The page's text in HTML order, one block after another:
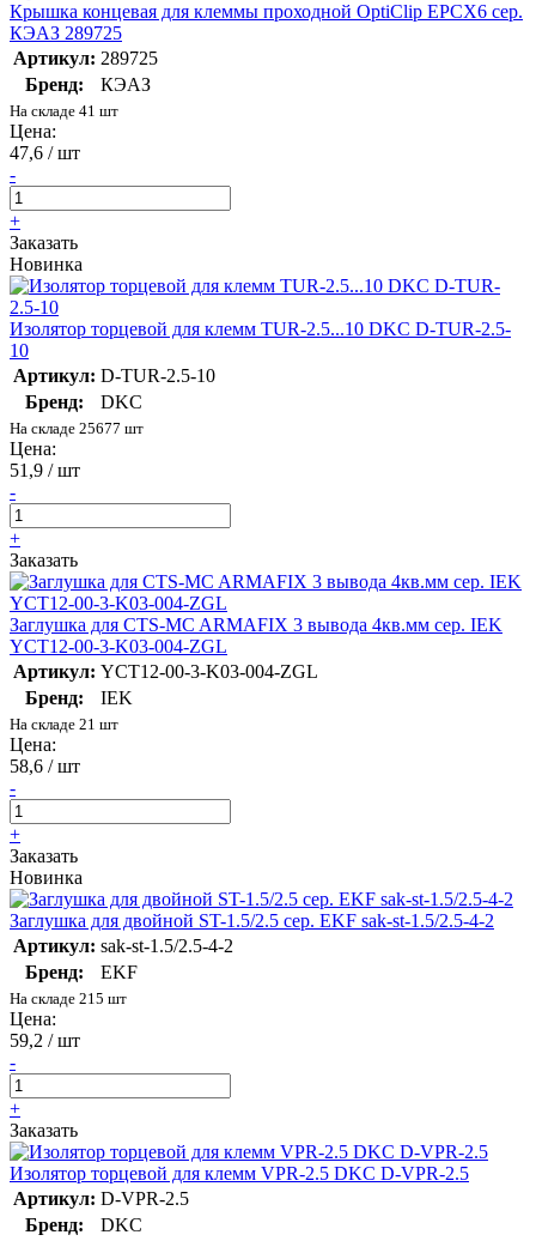
Крышка концевая для клеммы проходной OptiClip EPCX6 сер.
КЭАЗ 289725
Артикул: 289725
Бренд:
КЭАЗ
На складе 41 шт
Цена:
47,6 / шт
-
+
Заказать
Новинка
Изолятор торцевой для клемм TUR-2.5...10 DKC D-TUR-2.5-
10
Артикул: D-TUR-2.5-10
Бренд:
DKC
На складе 25677 шт
Цена:
51,9 / шт
-
+
Заказать
Заглушка для CTS-MC ARMAFIX 3 вывода 4кв.мм сер. IEK
YCT12-00-3-K03-004-ZGL
Артикул: YCT12-00-3-K03-004-ZGL
Бренд:
IEK
На складе 21 шт
Цена:
58,6 / шт
-
+
Заказать
Новинка
Заглушка для двойной ST-1.5/2.5 сер. EKF sak-st-1.5/2.5-4-2
Артикул: sak-st-1.5/2.5-4-2
Бренд:
EKF
На складе 215 шт
Цена:
59,2 / шт
-
+
Заказать
Изолятор торцевой для клемм VPR-2.5 DKC D-VPR-2.5
Артикул: D-VPR-2.5
Бренд:
DKC